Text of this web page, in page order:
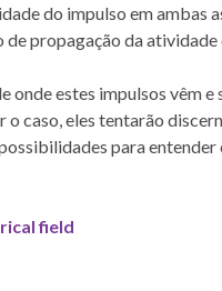
do impulso em ambas
propagação da
estes impulsos vêm
o caso, eles tentarão
para
field